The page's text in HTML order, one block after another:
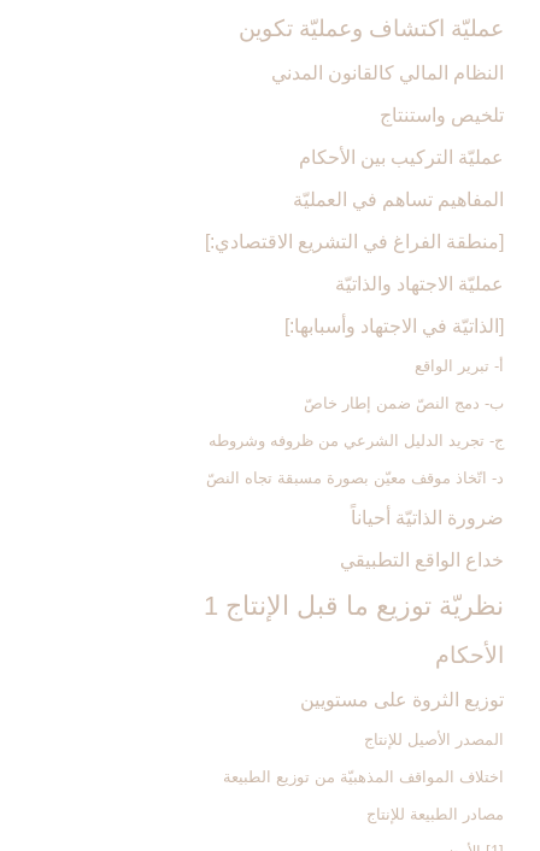
عمليّة اكتشاف وعمليّة تكوين‏
النظام المالي كالقانون المدني
تلخيص واستنتاج
عمليّة التركيب بين الأحكام
المفاهيم تساهم في العمليّة
[منطقة الفراغ في التشريع الاقتصادي:]
عمليّة الاجتهاد والذاتيّة
[الذاتيّة في الاجتهاد وأسبابها:]
أ- تبرير الواقع‏
ب- دمج النصّ ضمن إطار خاصّ
ج- تجريد الدليل الشرعي من ظروفه وشروطه
د- اتّخاذ موقف معيّن بصورة مسبقة تجاه النصّ
ضرورة الذاتيّة أحياناً
خداع الواقع التطبيقي
نظريّة توزيع ما قبل الإنتاج 1
الأحكام‏
توزيع الثروة على مستويين
المصدر الأصيل للإنتاج
اختلاف المواقف المذهبيّة من توزيع الطبيعة
مصادر الطبيعة للإنتاج‏